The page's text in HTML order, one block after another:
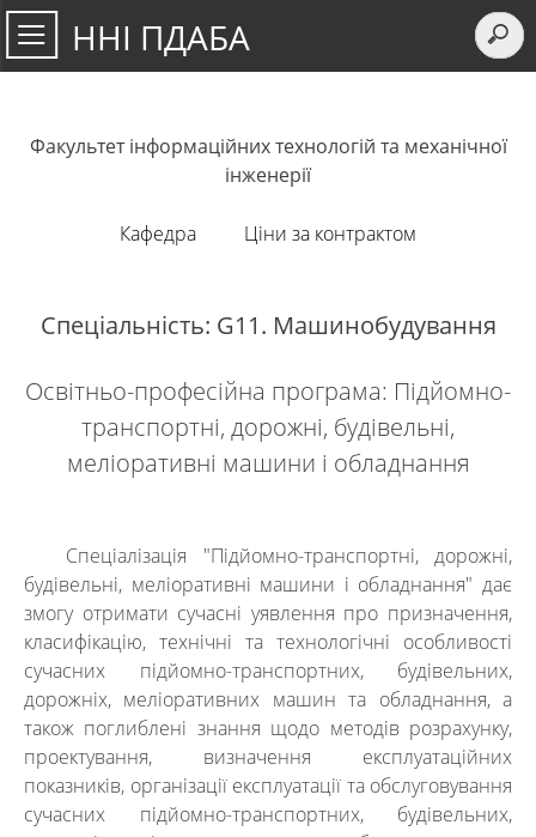
ННІ ПДАБА
Факультет інформаційних технологій та механічної
інженерії
Кафедра Ціни за контрактом
Спеціальність: G11. Машинобудування
Освітньо-професійна програма: Підйомно-
транспортні, дорожні, будівельні,
меліоративні машини і обладнання
Спеціалізація "Підйомно-транспортні, дорожні,
будівельні, меліоративні машини і обладнання" дає
змогу отримати сучасні уявлення про призначення,
класифікацію, технічні та технологічні особливості
сучасних підйомно-транспортних, будівельних,
дорожніх, меліоративних машин та обладнання, а
також поглиблені знання щодо методів розрахунку,
проектування, визначення експлуатаційних
показників, організації експлуатації та обслуговування
сучасних підйомно-транспортних, будівельних,